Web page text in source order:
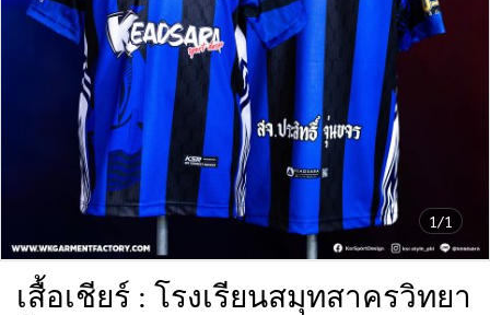
1/1
เสื้อเชียร์ : โรงเรียนสมุทสาครวิทยา